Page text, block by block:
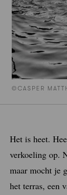
©CASPER
Het is heet.
verkoeling op.
maar mocht je
het terras, een